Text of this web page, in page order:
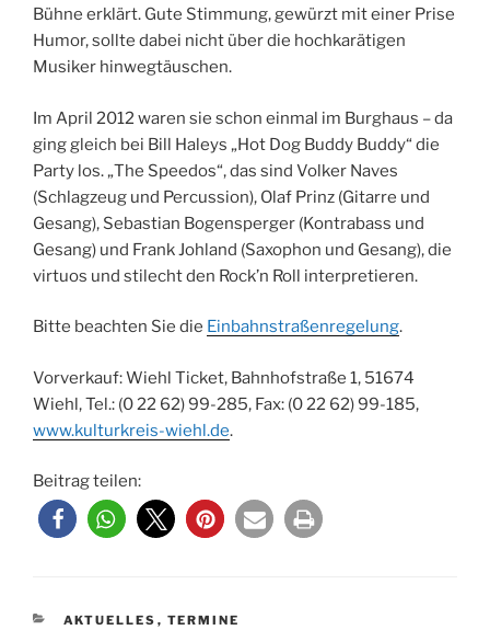
Bühne erklärt. Gute Stimmung, gewürzt mit einer Prise
Humor, sollte dabei nicht über die hochkarätigen
Musiker hinwegtäuschen.
Im April 2012 waren sie schon einmal im Burghaus – da
ging gleich bei Bill Haleys „Hot Dog Buddy Buddy“ die
Party los. „The Speedos“, das sind Volker Naves
(Schlagzeug und Percussion), Olaf Prinz (Gitarre und
Gesang), Sebastian Bogensperger (Kontrabass und
Gesang) und Frank Johland (Saxophon und Gesang), die
virtuos und stilecht den Rock’n Roll interpretieren.
Bitte beachten Sie die Einbahnstraßenregelung.
Vorverkauf: Wiehl Ticket, Bahnhofstraße 1, 51674
Wiehl, Tel.: (0 22 62) 99-285, Fax: (0 22 62) 99-185,
www.kulturkreis-wiehl.de.
Beitrag teilen:
KATEGORIEN
AKTUELLES , TERMINE